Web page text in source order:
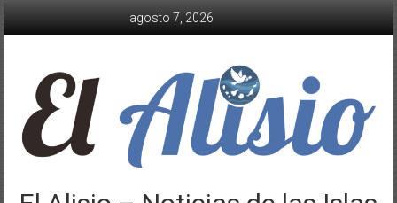
agosto 7, 2026